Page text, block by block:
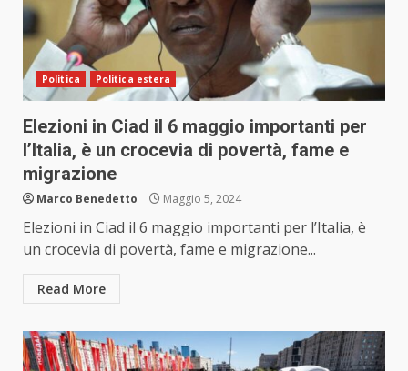
Politica Politica estera
Elezioni in Ciad il 6 maggio importanti per
l’Italia, è un crocevia di povertà, fame e
migrazione
Marco Benedetto Maggio 5, 2024
Elezioni in Ciad il 6 maggio importanti per l’Italia, è
un crocevia di povertà, fame e migrazione...
Read More